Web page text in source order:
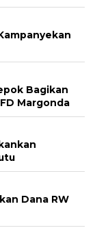
Bagikan
Margonda
Dana RW